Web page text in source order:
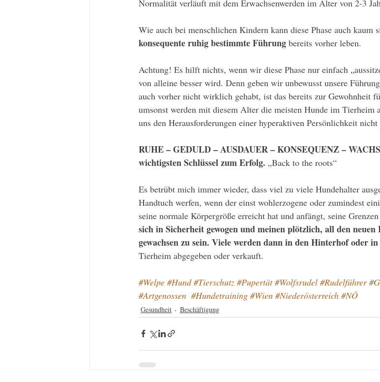
Normalität verläuft mit dem Erwachsenwerden im Alter von 2-3
Wie auch bei menschlichen Kindern kann diese Phase auch kaum
konsequente ruhig bestimmte Führung bereits vorher leben.
Achtung! Es hilft nichts, wenn wir diese Phase nur einfach
von alleine besser wird. Denn geben wir unbewusst unsere
auch vorher nicht wirklich gehabt, ist das bereits zur Gewohnheit
umsonst werden mit diesem Alter die meisten Hunde im Tierheim
uns den Herausforderungen einer hyperaktiven Persönlichkeit nicht
RUHE – GEDULD – AUSDAUER – KONSEQUENZ –
wichtigsten Schlüssel zum Erfolg. „Back to the roots“
Es betrübt mich immer wieder, dass viel zu viele Hundehalter
Handtuch werfen, wenn der einst wohlerzogene oder zumindest
seine normale Körpergröße erreicht hat und anfängt, seine
sich in Sicherheit gewogen und meinen plötzlich, all den
gewachsen zu sein. Viele werden dann in den Hinterhof oder
Tierheim abgegeben oder verkauft.
#Welpe #Hund #Tierschutz #Pupertät #Wolfsrudel #Rudelführer
#Artgenossen #Hundetraining #Wien #Niederösterreich #NÖ
Gesundheit Beschäftigung